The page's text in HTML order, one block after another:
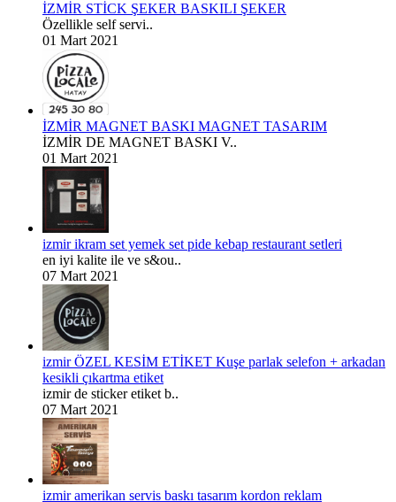
İZMİR STİCK ŞEKER BASKILI ŞEKER
Özellikle self servi..
01 Mart 2021
İZMİR MAGNET BASKI MAGNET TASARIM
İZMİR DE MAGNET BASKI V..
01 Mart 2021
izmir ikram set yemek set pide kebap restaurant setleri
en iyi kalite ile ve s&ou..
07 Mart 2021
izmir ÖZEL KESİM ETİKET Kuşe parlak selefon + arkadan
kesikli çıkartma etiket
izmir de sticker etiket b..
07 Mart 2021
izmir amerikan servis baskı tasarım kordon reklam